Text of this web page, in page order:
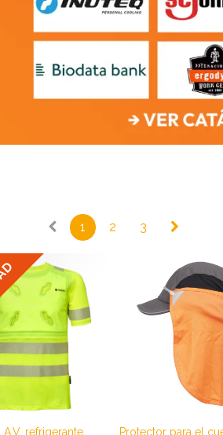
1 2 3
A.V. refrigerante Protector para el